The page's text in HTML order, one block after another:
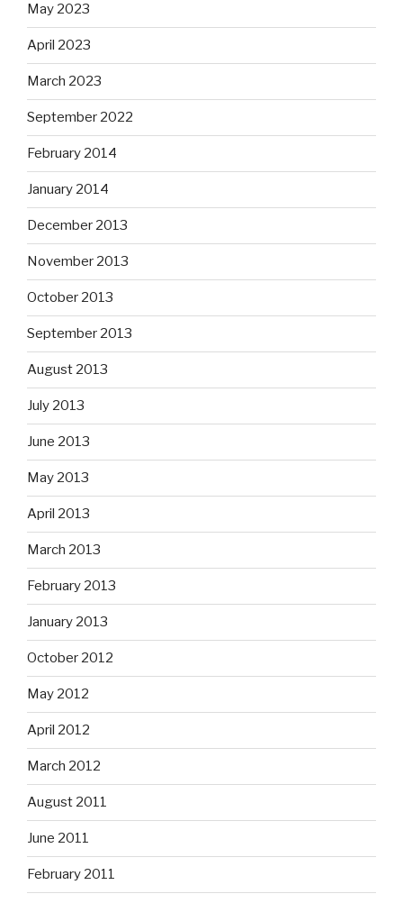
May 2023
April 2023
March 2023
September 2022
February 2014
January 2014
December 2013
November 2013
October 2013
September 2013
August 2013
July 2013
June 2013
May 2013
April 2013
March 2013
February 2013
January 2013
October 2012
May 2012
April 2012
March 2012
August 2011
June 2011
February 2011